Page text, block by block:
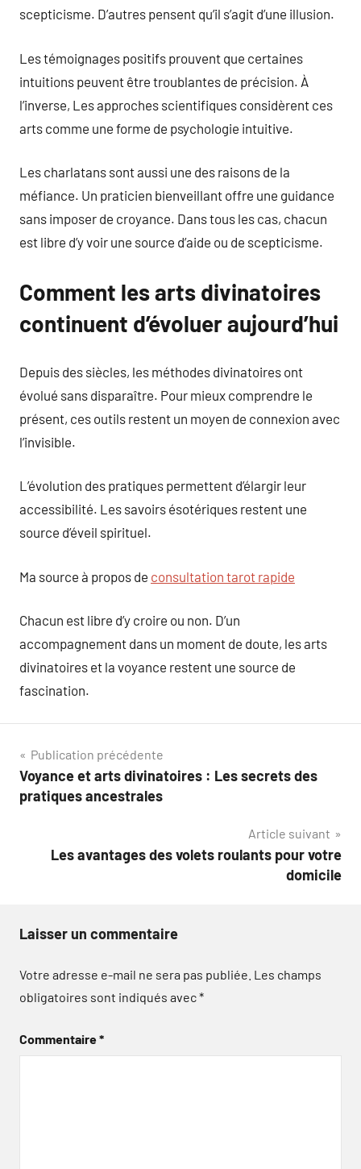
scepticisme. D’autres pensent qu’il s’agit d’une illusion.
Les témoignages positifs prouvent que certaines
intuitions peuvent être troublantes de précision. À
l’inverse, Les approches scientifiques considèrent ces
arts comme une forme de psychologie intuitive.
Les charlatans sont aussi une des raisons de la
méfiance. Un praticien bienveillant offre une guidance
sans imposer de croyance. Dans tous les cas, chacun
est libre d’y voir une source d’aide ou de scepticisme.
Comment les arts divinatoires
continuent d’évoluer aujourd’hui
Depuis des siècles, les méthodes divinatoires ont
évolué sans disparaître. Pour mieux comprendre le
présent, ces outils restent un moyen de connexion avec
l’invisible.
L’évolution des pratiques permettent d’élargir leur
accessibilité. Les savoirs ésotériques restent une
source d’éveil spirituel.
Ma source à propos de consultation tarot rapide
Chacun est libre d’y croire ou non. D’un
accompagnement dans un moment de doute, les arts
divinatoires et la voyance restent une source de
fascination.
Navigation
de
Publication précédente
Voyance et arts divinatoires : Les secrets des
pratiques ancestrales
Article suivant
Les avantages des volets roulants pour votre
domicile
Laisser un commentaire
Votre adresse e-mail ne sera pas publiée. Les champs
obligatoires sont indiqués avec*
Commentaire*